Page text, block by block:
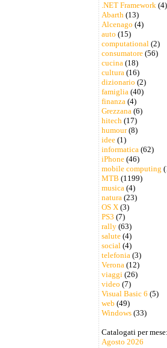
.NET Framework(4)
Abarth(13)
Alcenago (4)
auto (15)
computational(2)
consumatore(56)
cucina(18)
cultura(16)
dizionario (2)
famiglia(40)
finanza(4)
Grezzana(6)
hitech(17)
humour(8)
idee(1)
informatica(62)
iPhone(46)
mobile computing
MTB (1199)
musica(4)
natura(23)
OS X(3)
PS3 (7)
rally(63)
salute(4)
social(4)
telefonia(3)
Verona(12)
viaggi(26)
video (7)
Visual Basic 6 (5)
web (49)
Windows(33)
Catalogati per mese:
Agosto 2026